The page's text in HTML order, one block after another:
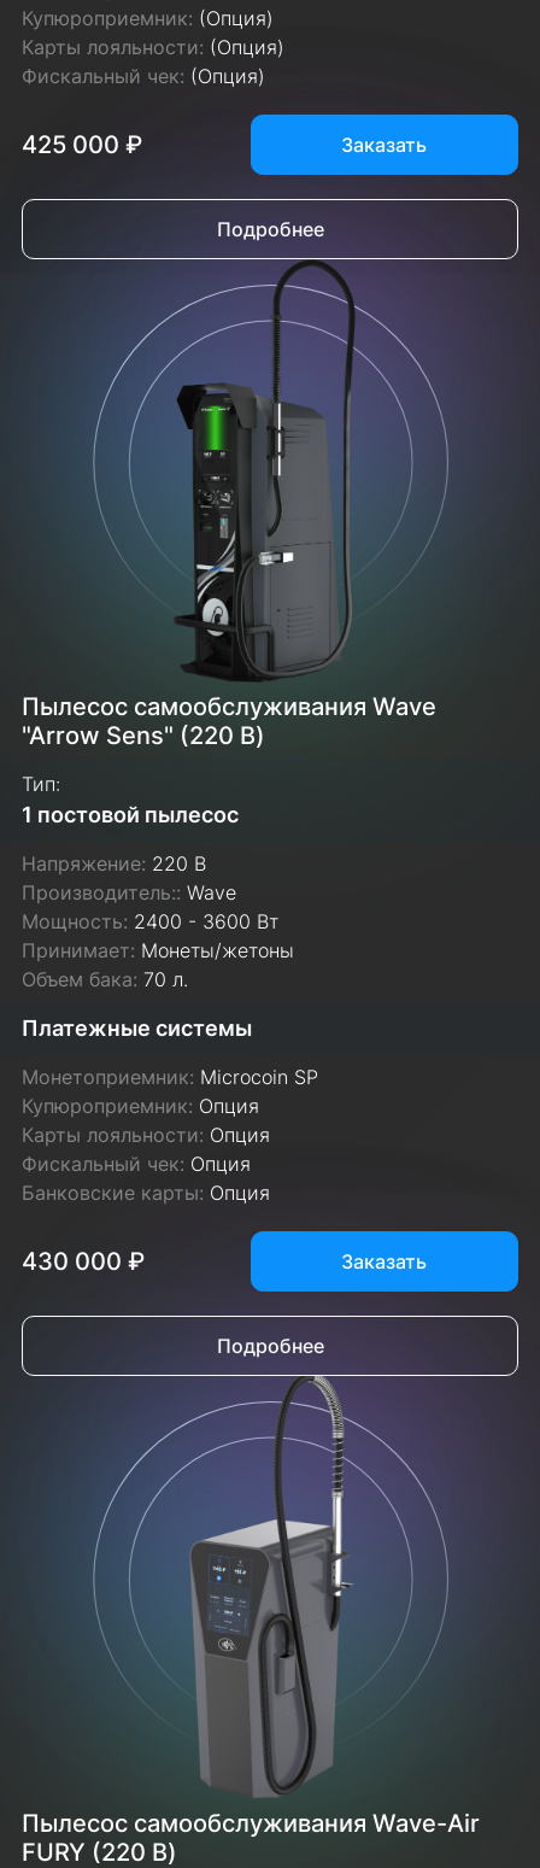
Купюроприемник: (Опция)
Карты лояльности: (Опция)
Фискальный чек: (Опция)
425 000 ₽ Заказать
Подробнее
Пылесос самообслуживания Wave
"Arrow Sens" (220 В)
Тип:
1 постовой пылесос
Напряжение: 220 В
Производитель::Wave
Мощность: 2400 - 3600 Вт
Принимает: Монеты/жетоны
Объем бака: 70 л.
Платежные системы
Монетоприемник: Microcoin SP
Купюроприемник: Опция
Карты лояльности: Опция
Фискальный чек: Опция
Банковские карты: Опция
430 000 ₽ Заказать
Подробнее
Пылесос самообслуживания Wave-Air
FURY (220 В)